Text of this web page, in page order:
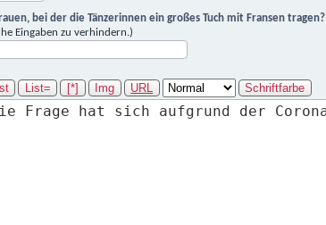
bei der die Tänzerinnen ein großes Tuch mit Fransen tragen?
Eingaben zu verhindern.)